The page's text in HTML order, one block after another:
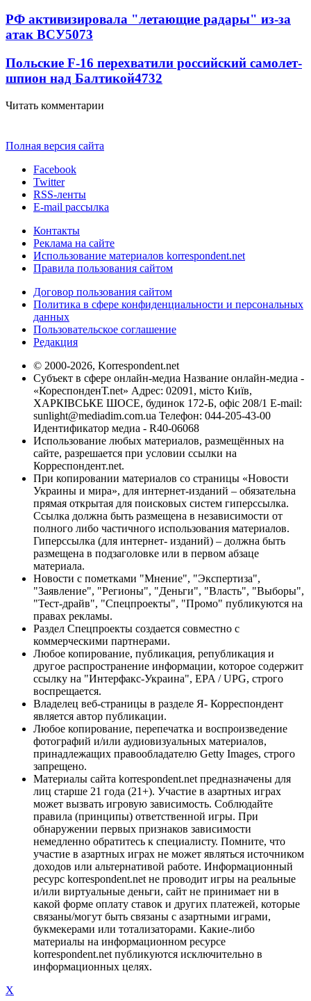
РФ активизировала "летающие радары" из-за
атак ВСУ5073
Польские F-16 перехватили российский самолет-
шпион над Балтикой4732
Читать комментарии
Полная версия сайта
Facebook
Twitter
RSS-ленты
E-mail рассылка
Контакты
Реклама на сайте
Использование материалов korrespondent.net
Правила пользования сайтом
Договор пользования сайтом
Политика в сфере конфиденциальности и персональных
данных
Пользовательское соглашение
Редакция
© 2000-2026, Korrespondent.net
Субъект в сфере онлайн-медиа Название онлайн-медиа -
«КореспонденТ.net» Адрес: 02091, місто Київ,
ХАРКІВСЬКЕ ШОСЕ, будинок 172-Б, офіс 208/1 E-mail:
sunlight@mediadim.com.ua Телефон: 044-205-43-00
Идентификатор медиа - R40-06068
Использование любых материалов, размещённых на
сайте, разрешается при условии ссылки на
Корреспондент.net.
При копировании материалов со страницы «Новости
Украины и мира», для интернет-изданий – обязательна
прямая открытая для поисковых систем гиперссылка.
Ссылка должна быть размещена в независимости от
полного либо частичного использования материалов.
Гиперссылка (для интернет- изданий) – должна быть
размещена в подзаголовке или в первом абзаце
материала.
Новости с пометками "Мнение", "Экспертиза",
"Заявление", "Регионы", "Деньги", "Власть", "Выборы",
"Тест-драйв", "Спецпроекты", "Промо" публикуются на
правах рекламы.
Раздел Спецпроекты создается совместно с
коммерческими партнерами.
Любое копирование, публикация, републикация и
другое распространение информации, которое содержит
ссылку на "Интерфакс-Украина", EPA / UPG, строго
воспрещается.
Владелец веб-страницы в разделе Я- Корреспондент
является автор публикации.
Любое копирование, перепечатка и воспроизведение
фотографий и/или аудиовизуальных материалов,
принадлежащих правообладателю Getty Images, строго
запрещено.
Материалы сайта korrespondent.net предназначены для
лиц старше 21 года (21+). Участие в азартных играх
может вызвать игровую зависимость. Соблюдайте
правила (принципы) ответственной игры. При
обнаружении первых признаков зависимости
немедленно обратитесь к специалисту. Помните, что
участие в азартных играх не может являться источником
доходов или альтернативой работе. Информационный
ресурс korrespondent.net не проводит игры на реальные
и/или виртуальные деньги, сайт не принимает ни в
какой форме оплату ставок и других платежей, которые
связаны/могут быть связаны с азартными играми,
букмекерами или тотализаторами. Какие-либо
материалы на информационном ресурсе
korrespondent.net публикуются исключительно в
информационных целях.
X